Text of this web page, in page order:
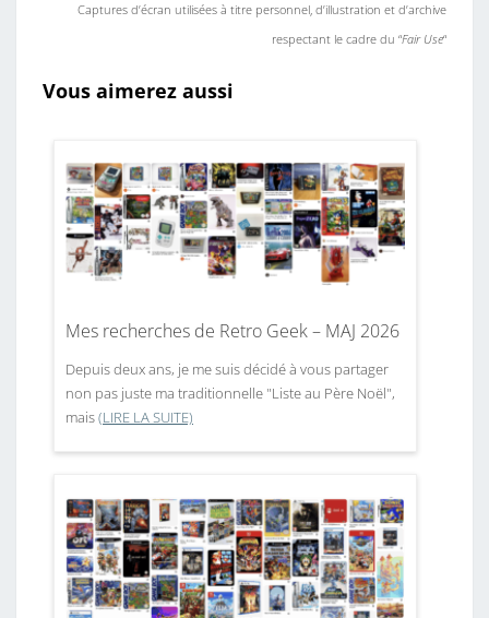
Captures d’écran utilisées à titre personnel, d’illustration et d’archive
respectant le cadre du “Fair Use“
Vous aimerez aussi
Mes recherches de Retro Geek – MAJ 2026
Depuis deux ans, je me suis décidé à vous partager
non pas juste ma traditionnelle "Liste au Père Noël",
mais(LIRE LA SUITE)